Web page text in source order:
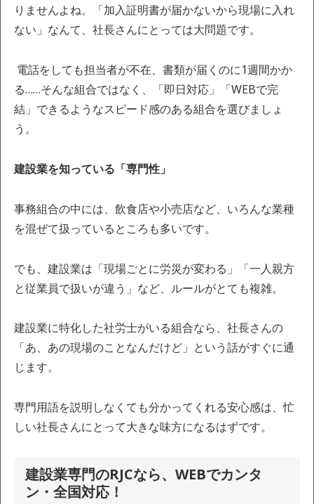
りませんよね。「加入証明書が届かないから現場に入れ
ない」なんて、社長さんにとっては大問題です。
電話をしても担当者が不在、書類が届くのに1週間かか
る……そんな組合ではなく、「即日対応」「WEBで完
結」できるようなスピード感のある組合を選びましょ
う。
建設業を知っている「専門性」
事務組合の中には、飲食店や小売店など、いろんな業種
を混ぜて扱っているところも多いです。
でも、建設業は「現場ごとに労災が変わる」「一人親方
と従業員で扱いが違う」など、ルールがとても複雑。
建設業に特化した社労士がいる組合なら、社長さんの
「あ、あの現場のことなんだけど」という話がすぐに通
じます。
専門用語を説明しなくても分かってくれる安心感は、忙
しい社長さんにとって大きな味方になるはずです。
建設業専門のRJCなら、WEBでカンタ
ン・全国対応！